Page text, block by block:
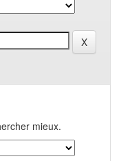
mieux.